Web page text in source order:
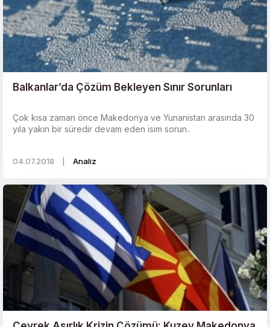
Balkanlar’da Çözüm Bekleyen Sınır Sorunları
Çok kısa zaman önce Makedonya ve Yunanistan arasında 30
yıla yakın bir süredir devam eden isim sorun..
04.07.2018 Analiz